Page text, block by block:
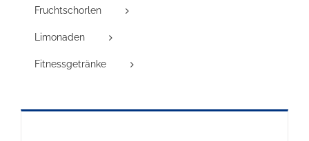
Fruchtschorlen
Limonaden
Fitnessgetränke